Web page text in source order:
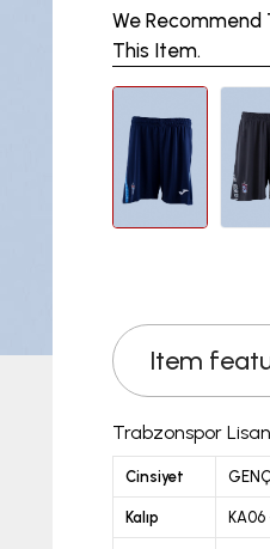
We Recommend
This Item.
Item
Trabzonspor
Cinsiyet GENÇ
Kalıp KA06